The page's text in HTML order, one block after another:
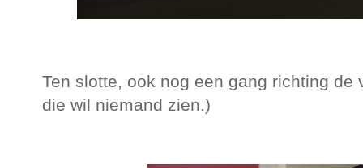
Ten slotte, ook nog een gang richting de
die wil niemand zien.)